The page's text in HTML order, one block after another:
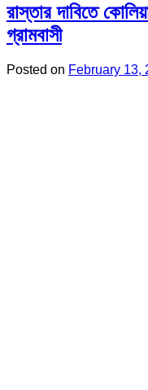
রাস্তার দাবিতে
গ্রামবাসী
Posted on February 13,